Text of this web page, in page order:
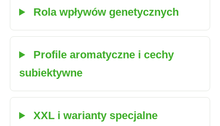
Rola wpływów genetycznych
Profile aromatyczne i cechy
subiektywne
XXL i warianty specjalne